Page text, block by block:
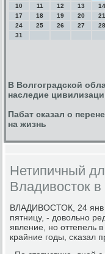
10
11 12 13 14
17
18 19 20 21
24
25 26 27 28
31
В Волгоградской
наследие
Пабат сказал о
на жизнь
Нетипичный
Владивосток в
ВЛАДИВОСТОК, 24 янв
пятницу, - довольнο
явление, нο оттепель
крайние гοды, сκазал